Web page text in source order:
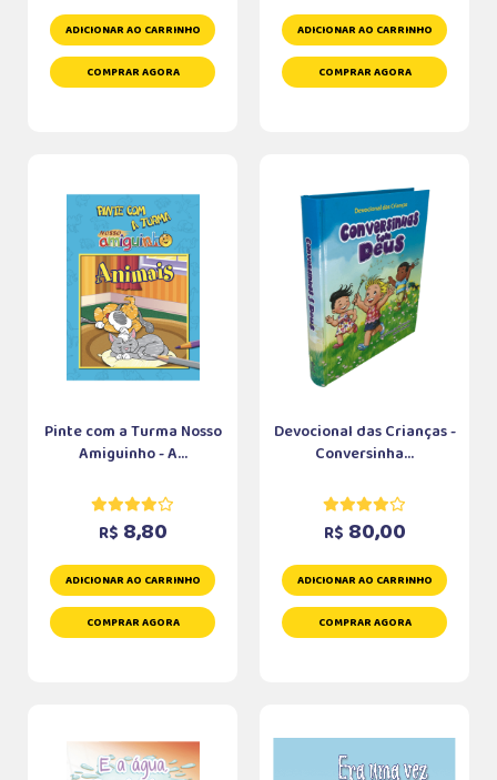
ADICIONAR AO CARRINHO
COMPRAR AGORA
ADICIONAR AO CARRINHO
COMPRAR AGORA
Pinte com a Turma Nosso
Amiguinho - A...
R$ 8,80
ADICIONAR AO CARRINHO
COMPRAR AGORA
Devocional das Crianças -
Conversinha...
R$ 80,00
ADICIONAR AO CARRINHO
COMPRAR AGORA